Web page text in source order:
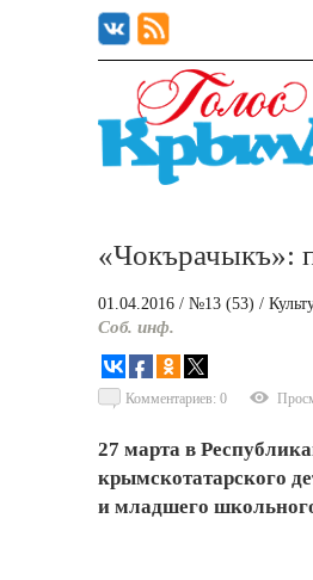
«Чокърачыкъ»:
01.04.2016 / №13 (53) /
Соб. инф.
Комментариев: 0
27 марта в
крымскотатарского
и младшего